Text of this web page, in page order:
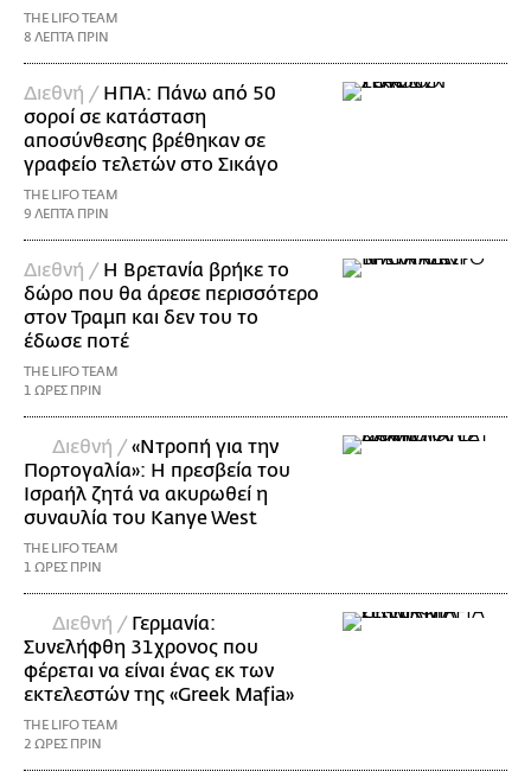
THE LIFO TEAM
8 ΛΕΠΤΑ ΠΡΙΝ
Διεθνή / ΗΠΑ: Πάνω από 50
σοροί σε κατάσταση
αποσύνθεσης βρέθηκαν σε
γραφείο τελετών στο Σικάγο
THE LIFO TEAM
9 ΛΕΠΤΑ ΠΡΙΝ
Διεθνή / Η Βρετανία βρήκε το
δώρο που θα άρεσε περισσότερο
στον Τραμπ και δεν του το
έδωσε ποτέ
THE LIFO TEAM
1 ΩΡΕΣ ΠΡΙΝ
Διεθνή /«Ντροπή για την
Πορτογαλία»: Η πρεσβεία του
Ισραήλ ζητά να ακυρωθεί η
συναυλία του Kanye West
THE LIFO TEAM
1 ΩΡΕΣ ΠΡΙΝ
Διεθνή / Γερμανία:
Συνελήφθη 31χρονος που
φέρεται να είναι ένας εκ των
εκτελεστών της «Greek Mafia»
THE LIFO TEAM
2 ΩΡΕΣ ΠΡΙΝ